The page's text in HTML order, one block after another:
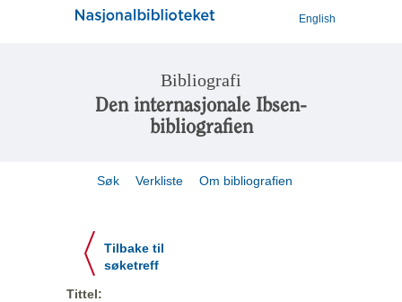
English
Bibliografi
Den internasjonale Ibsen-
bibliografien
Søk Verkliste Om bibliografien
Tilbake til
søketreff
Tittel: